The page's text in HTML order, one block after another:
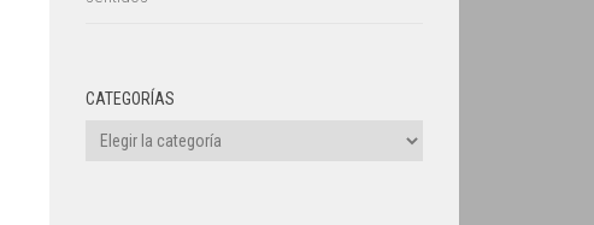
CATEGORÍAS
Categorías